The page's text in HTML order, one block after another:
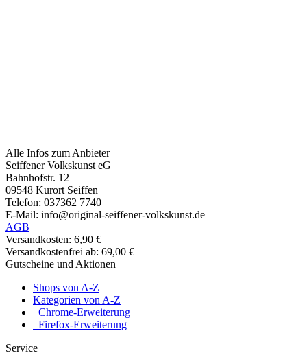
Alle Infos zum Anbieter
Seiffener Volkskunst eG
Bahnhofstr. 12
09548 Kurort Seiffen
Telefon: 037362 7740
E-Mail: info@original-seiffener-volkskunst.de
AGB
Versandkosten: 6,90 €
Versandkostenfrei ab: 69,00 €
Gutscheine und Aktionen
Shops von A-Z
Kategorien von A-Z
Chrome-Erweiterung
Firefox-Erweiterung
Service